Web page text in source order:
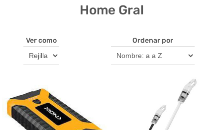
Home Gral
Ver como Ordenar por